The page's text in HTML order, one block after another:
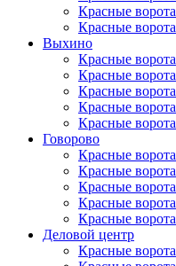
Красные ворота
Красные ворота
Выхино
Красные ворота
Красные ворота
Красные ворота
Красные ворота
Красные ворота
Говорово
Красные ворота
Красные ворота
Красные ворота
Красные ворота
Красные ворота
Деловой центр
Красные ворота